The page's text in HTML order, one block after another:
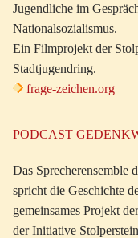
Jugendliche im
Nationalsozialismus.
Ein Filmprojekt der
Stadtjugendring.
frage-zeichen.org
PODCAST
Das Sprecherensemble
spricht die Geschichte
gemeinsames Projekt
der Initiative